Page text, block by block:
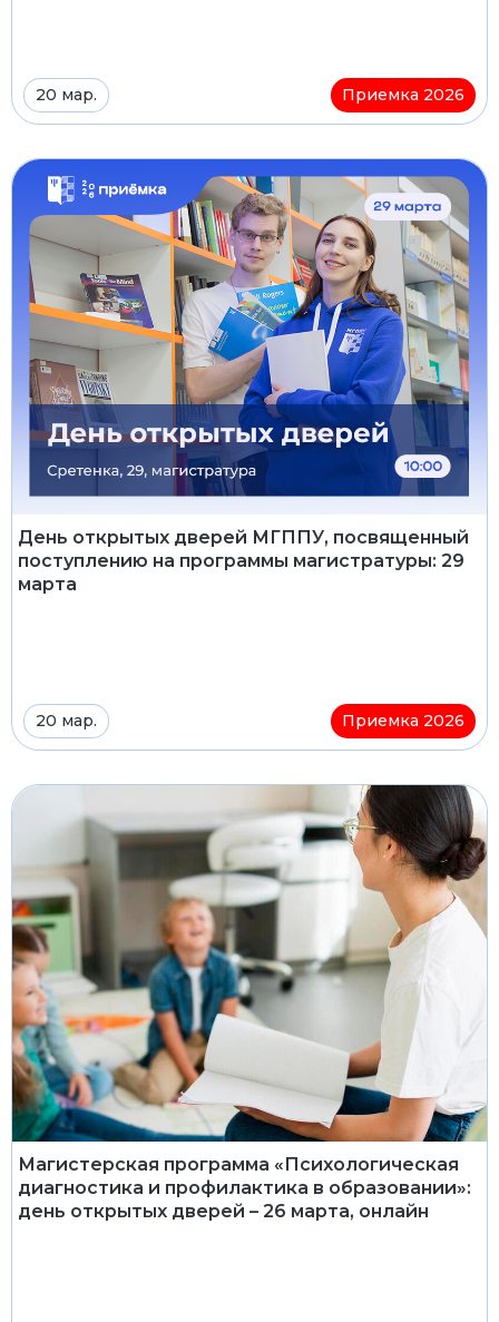
20 мар. Приемка 2026
День открытых дверей МГППУ, посвященный
поступлению на программы магистратуры: 29
марта
20 мар. Приемка 2026
Магистерская программа «Психологическая
диагностика и профилактика в образовании»:
день открытых дверей – 26 марта, онлайн